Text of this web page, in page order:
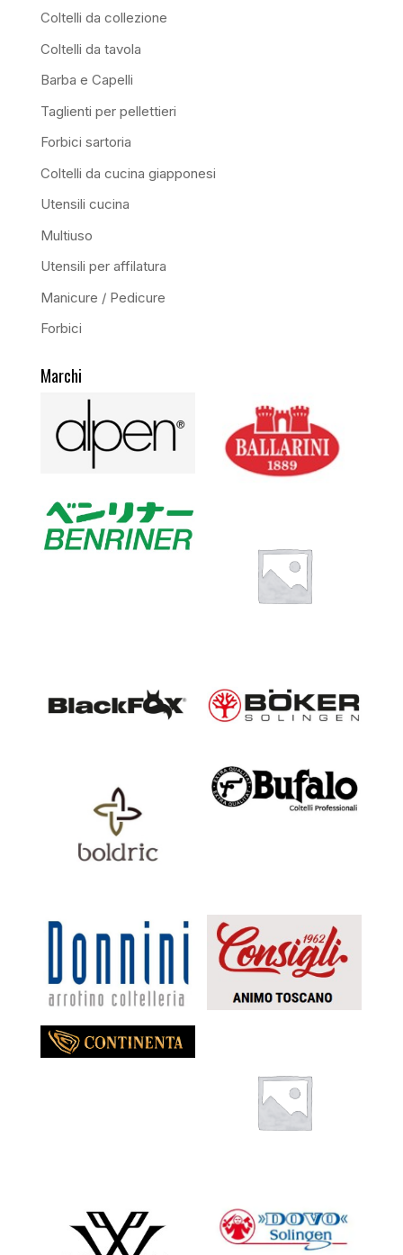
Coltelli da collezione
Coltelli da tavola
Barba e Capelli
Taglienti per pellettieri
Forbici sartoria
Coltelli da cucina giapponesi
Utensili cucina
Multiuso
Utensili per affilatura
Manicure / Pedicure
Forbici
Marchi